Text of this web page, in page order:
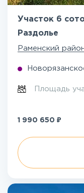
Участок 6
Раздолье
Раменский
Площадь
1 990 650 ₽